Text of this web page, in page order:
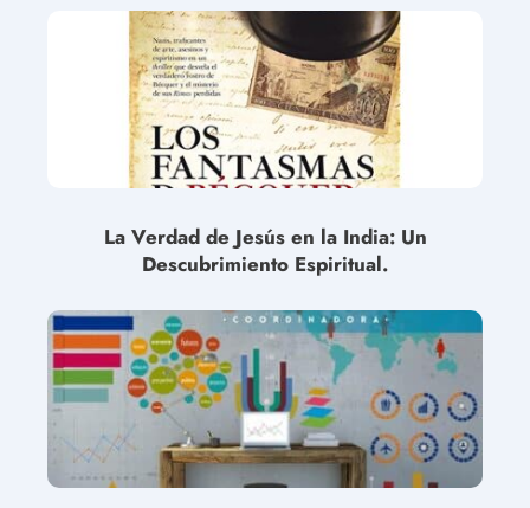
La Verdad de Jesús en la India: Un
Descubrimiento Espiritual.